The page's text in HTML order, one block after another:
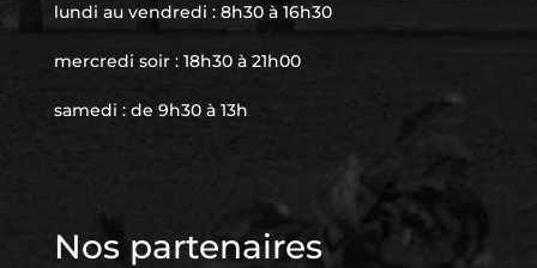
lundi au vendredi : 8h30 à 16h30
mercredi soir : 18h30 à 21h00
samedi : de 9h30 à 13h
Nos partenaires